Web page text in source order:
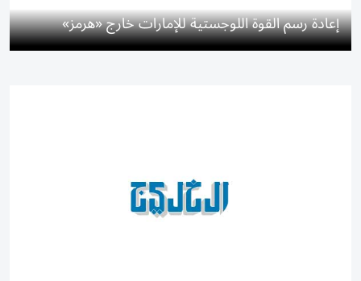
إعادة رسم القوة اللوجستية للإمارات خارج «هرمز»